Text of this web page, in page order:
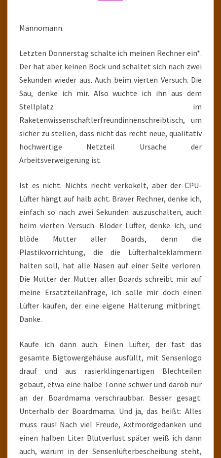
Mannomann.
Letzten Donnerstag schalte ich meinen Rechner ein*.
Der hat aber keinen Bock und schaltet sich nach zwei
Sekunden wieder aus. Auch beim vierten Versuch. Die
Sau, denke ich mir. Also wuchte ich ihn aus dem
Stellplatz im
Raketenwissenschaftlerfreundinnenschreibtisch, um
sicher zu stellen, dass nicht das recht neue, qualitativ
hochwertige Netzteil Ursache der
Arbeitsverweigerung ist.
Ist es nicht. Nichts riecht verkokelt, aber der CPU-
Lüfter hängt auf halb acht. Braver Rechner, denke ich,
einfach so nach zwei Sekunden auszuschalten, auch
beim vierten Versuch. Blöder Lüfter, denke ich, und
blöde Mutter aller Boards, denn die
Plastikvorrichtung, die die Lüfterhalteklammern
halten soll, hat alle Nasen auf einer Seite verloren.
Die Mutter der Mutter aller Boards schreibt mir auf
meine Ersatzteilanfrage, ich solle mir doch einen
Lüfter kaufen, der eine eigene Halterung mitbringt.
Danke.
Kaufe ich dann auch. Einen Lüfter, der fast das
gesamte Bigtowergehäuse ausfüllt, mit Sensenlogo
drauf und aus rasierklingenartigen Blechteilen
gebaut, etwa eine halbe Tonne schwer und darob nur
an der Boardmama verschraubbar. Besser gesagt:
Unterhalb der Boardmama. Und ja, das heißt: Alles
muss raus! Nach viel Freude, Axtmordgedanken und
einen halben Liter Blutverlust später weiß ich dann
auch, warum in der Sensenlüfterbescheibung steht,